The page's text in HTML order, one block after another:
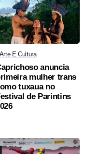
E Cultura
anuncia
mulher trans
tuxaua no
de Parintins